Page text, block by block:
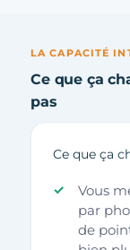
LA CAPACITÉ
Ce que ça
pas
Ce que ça
Vous
par
de